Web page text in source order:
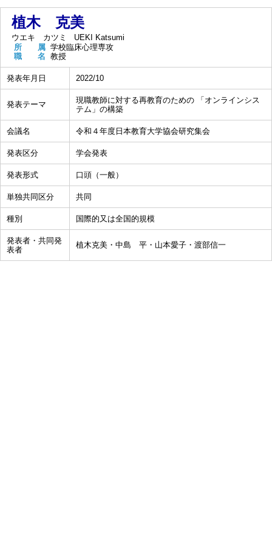
植木 克美
ウエキ カツミ
UEKI Katsumi
所 属 学校臨床心理専攻
職 名 教授
発表年月日 2022/10
発表テーマ
現職教師に対する再教育のための 「オンラインシス
テム」の構築
会議名 令和４年度日本教育大学協会研究集会
発表区分 学会発表
発表形式 口頭（一般）
単独共同区分 共同
種別 国際的又は全国的規模
発表者・共同発
表者
植木克美・中島 平・山本愛子・渡部信一